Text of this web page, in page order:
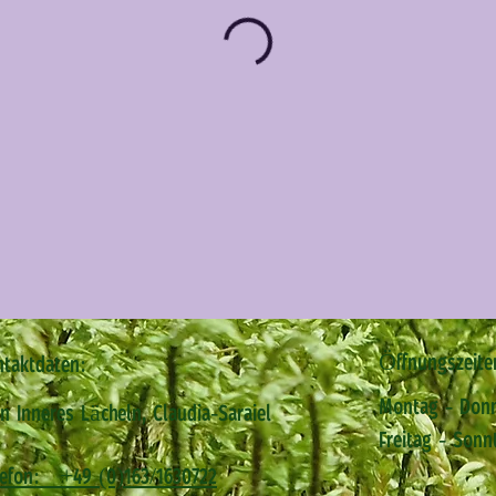
Inneres Lächeln, Claudia-Saraiel
+49 (0)163/1630722
Montag -
Freitag -